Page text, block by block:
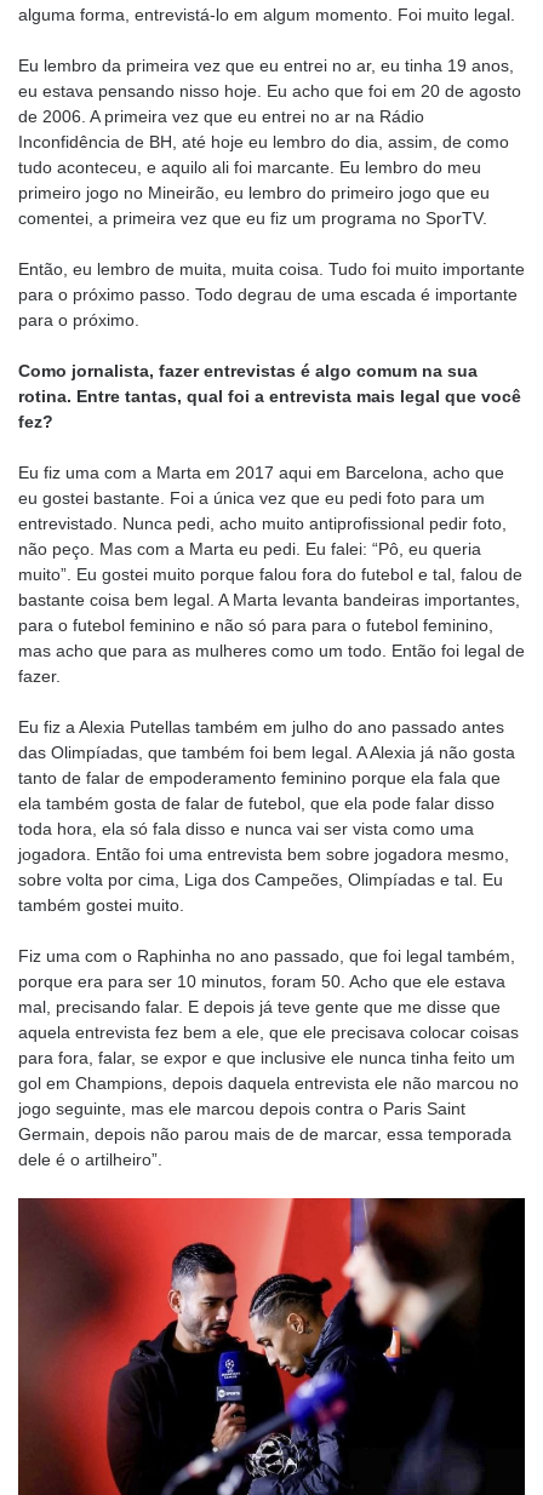
alguma forma, entrevistá-lo em algum momento. Foi muito legal.
Eu lembro da primeira vez que eu entrei no ar, eu tinha 19 anos,
eu estava pensando nisso hoje. Eu acho que foi em 20 de agosto
de 2006. A primeira vez que eu entrei no ar na Rádio
Inconfidência de BH, até hoje eu lembro do dia, assim, de como
tudo aconteceu, e aquilo ali foi marcante. Eu lembro do meu
primeiro jogo no Mineirão, eu lembro do primeiro jogo que eu
comentei, a primeira vez que eu fiz um programa no SporTV.
Então, eu lembro de muita, muita coisa. Tudo foi muito importante
para o próximo passo. Todo degrau de uma escada é importante
para o próximo.
Como jornalista, fazer entrevistas é algo comum na sua
rotina. Entre tantas, qual foi a entrevista mais legal que você
fez?
Eu fiz uma com a Marta em 2017 aqui em Barcelona, acho que
eu gostei bastante. Foi a única vez que eu pedi foto para um
entrevistado. Nunca pedi, acho muito antiprofissional pedir foto,
não peço. Mas com a Marta eu pedi. Eu falei: “Pô, eu queria
muito”. Eu gostei muito porque falou fora do futebol e tal, falou de
bastante coisa bem legal. A Marta levanta bandeiras importantes,
para o futebol feminino e não só para para o futebol feminino,
mas acho que para as mulheres como um todo. Então foi legal de
fazer.
Eu fiz a Alexia Putellas também em julho do ano passado antes
das Olimpíadas, que também foi bem legal. A Alexia já não gosta
tanto de falar de empoderamento feminino porque ela fala que
ela também gosta de falar de futebol, que ela pode falar disso
toda hora, ela só fala disso e nunca vai ser vista como uma
jogadora. Então foi uma entrevista bem sobre jogadora mesmo,
sobre volta por cima, Liga dos Campeões, Olimpíadas e tal. Eu
também gostei muito.
Fiz uma com o Raphinha no ano passado, que foi legal também,
porque era para ser 10 minutos, foram 50. Acho que ele estava
mal, precisando falar. E depois já teve gente que me disse que
aquela entrevista fez bem a ele, que ele precisava colocar coisas
para fora, falar, se expor e que inclusive ele nunca tinha feito um
gol em Champions, depois daquela entrevista ele não marcou no
jogo seguinte, mas ele marcou depois contra o Paris Saint
Germain, depois não parou mais de de marcar, essa temporada
dele é o artilheiro”.